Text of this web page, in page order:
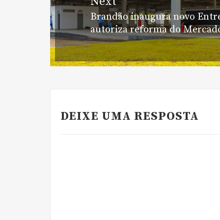
Next
post:
Brandão inaugura novo
autoriza reforma do
DEIXE UMA RESPOSTA